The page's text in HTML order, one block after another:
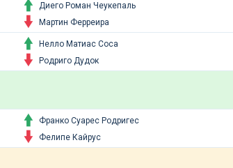
Диего Роман Чеукепаль
Мартин Ферреира
Нелло Матиас Соса
Родриго Дудок
Франко Суарес Родригес
Фелипе Кайрус